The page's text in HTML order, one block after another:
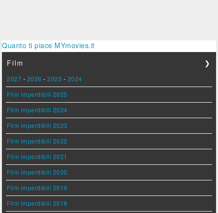
Quanto ti piace MYmovies.it
Film
❯
2027 - 2026 -2025 - 2024
Film imperdibili 2025
Film imperdibili 2024
Film imperdibili 2023
Film imperdibili 2022
Film imperdibili 2021
Film imperdibili 2020
Film imperdibili 2019
Film imperdibili 2018